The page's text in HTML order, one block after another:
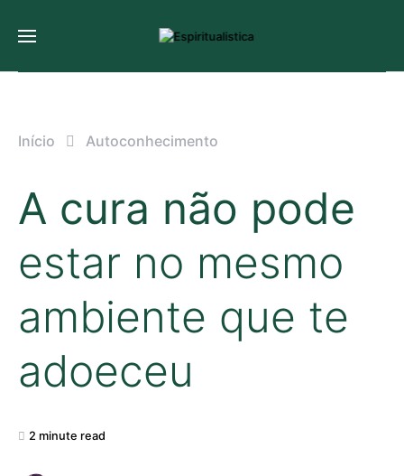
Início Autoconhecimento
A cura não pode
estar no mesmo
ambiente que te
adoeceu
2 minute read